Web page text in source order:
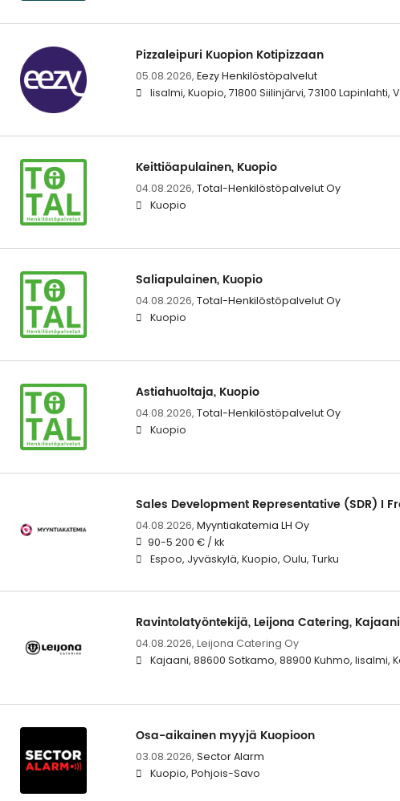
Pizzaleipuri Kuopion Kotipizzaan
05.08.2026, Eezy Henkilöstöpalvelut
Iisalmi, Kuopio, 71800 Siilinjärvi, 73100 Lapinlahti,
Keittiöapulainen, Kuopio
04.08.2026, Total-Henkilöstöpalvelut Oy
Kuopio
Saliapulainen, Kuopio
04.08.2026, Total-Henkilöstöpalvelut Oy
Kuopio
Astiahuoltaja, Kuopio
04.08.2026, Total-Henkilöstöpalvelut Oy
Kuopio
Sales Development Representative (SDR) I
04.08.2026, Myyntiakatemia LH Oy
90-5 200 € / kk
Espoo, Jyväskylä, Kuopio, Oulu, Turku
Ravintolatyöntekijä, Leijona Catering, Kajaani
04.08.2026, Leijona Catering Oy
Kajaani, 88600 Sotkamo, 88900 Kuhmo, Iisalmi,
Osa-aikainen myyjä Kuopioon
03.08.2026, Sector Alarm
Kuopio, Pohjois-Savo